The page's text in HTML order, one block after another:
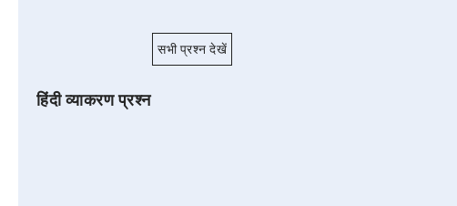
सभी प्रश्न देखें
हिंदी व्याकरण प्रश्न